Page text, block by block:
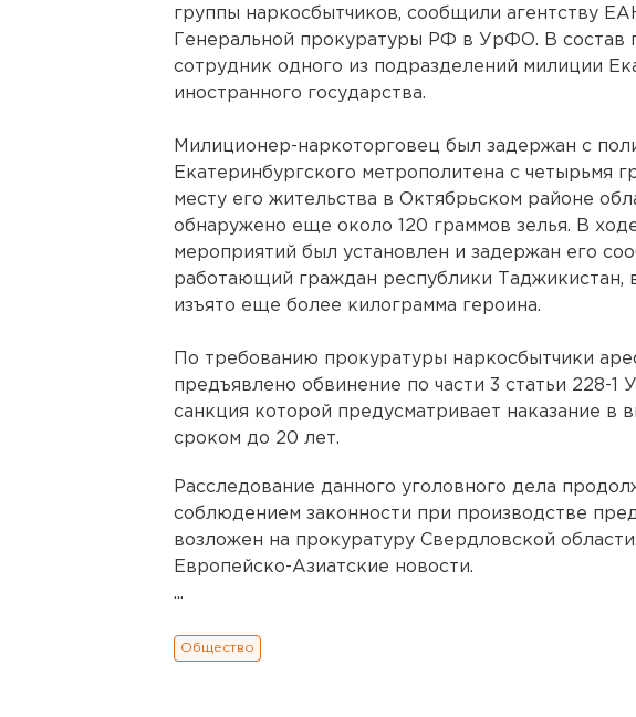
группы наркосбытчиков, сообщили агентству
Генеральной прокуратуры РФ в УрФО. В состав
сотрудник одного из подразделений милиции
иностранного государства.
Милиционер-наркоторговец был задержан с
Екатеринбургского метрополитена с четырьмя
месту его жительства в Октябрьском районе
обнаружено еще около 120 граммов зелья. В
мероприятий был установлен и задержан его
работающий граждан республики Таджикистан,
изъято еще более килограмма героина.
По требованию прокуратуры наркосбытчики
предъявлено обвинение по части 3 статьи 228-1
санкция которой предусматривает наказание в
сроком до 20 лет.
Расследование данного уголовного дела
соблюдением законности при производстве
возложен на прокуратуру Свердловской
Европейско-Азиатские новости.
...
Общество